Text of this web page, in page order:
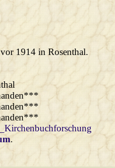
1914 in Rosenthal.
.